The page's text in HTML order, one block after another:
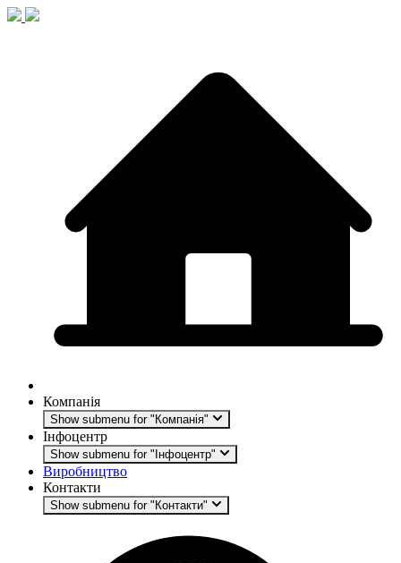
Компанія
Show submenu for "Компанія"
Інфоцентр
Show submenu for "Інфоцентр"
Виробництво
Контакти
Show submenu for "Контакти"